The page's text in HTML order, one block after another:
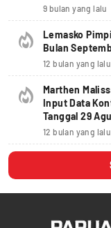
9 bulan yang lalu
Lemasko
Bulan
12 bulan yang lalu
Marthen
Input Data
Tanggal 29
12 bulan yang lalu